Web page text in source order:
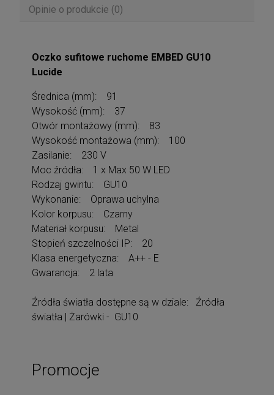
Opinie o produkcie (0)
Oczko sufitowe ruchome EMBED GU10
Lucide
Średnica (mm): 91
Wysokość (mm): 37
Otwór montażowy (mm): 83
Wysokość montażowa (mm): 100
Zasilanie: 230 V
Moc źródła: 1 x Max 50 W LED
Rodzaj gwintu: GU10
Wykonanie: Oprawa uchylna
Kolor korpusu: Czarny
Materiał korpusu: Metal
Stopień szczelności IP: 20
Klasa energetyczna: A++ - E
Gwarancja: 2 lata
Źródła światła dostępne są w dziale: Źródła
światła | Żarówki - GU10
Promocje